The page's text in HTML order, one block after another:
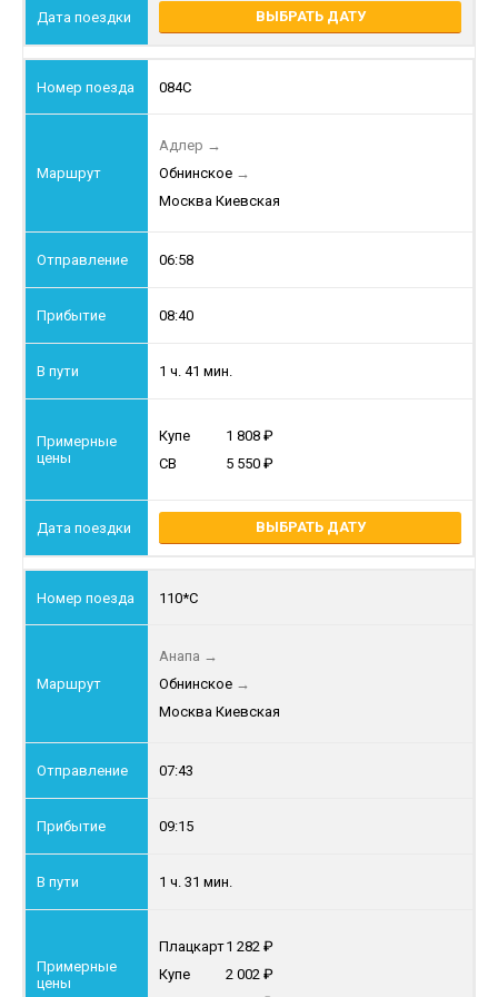
ВЫБРАТЬ ДАТУ
084С
Адлер →
Обнинское →
Москва Киевская
06:58
08:40
1 ч. 41 мин.
Купе
1 808
СВ
5 550
ВЫБРАТЬ ДАТУ
110*С
Анапа →
Обнинское →
Москва Киевская
07:43
09:15
1 ч. 31 мин.
Плацкарт1 282
Купе
2 002